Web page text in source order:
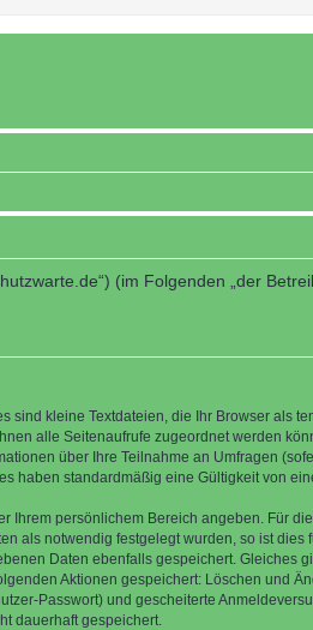
(im Folgenden „der
kleine Textdateien, die Ihr Browser als
alle Seitenaufrufe zugeordnet werden
über Ihre Teilnahme an Umfragen
haben standardmäßig eine Gültigkeit von
persönlichem Bereich angeben. Für
als notwendig festgelegt wurden, so ist dies
Daten ebenfalls gespeichert. Gleiches
Aktionen gespeichert: Löschen und
Passwort) und gescheiterte
dauerhaft gespeichert.